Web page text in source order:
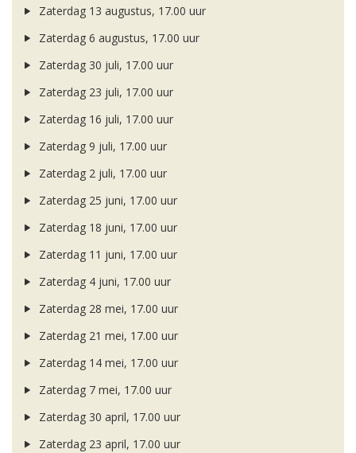
Zaterdag 13 augustus, 17.00 uur
Zaterdag 6 augustus, 17.00 uur
Zaterdag 30 juli, 17.00 uur
Zaterdag 23 juli, 17.00 uur
Zaterdag 16 juli, 17.00 uur
Zaterdag 9 juli, 17.00 uur
Zaterdag 2 juli, 17.00 uur
Zaterdag 25 juni, 17.00 uur
Zaterdag 18 juni, 17.00 uur
Zaterdag 11 juni, 17.00 uur
Zaterdag 4 juni, 17.00 uur
Zaterdag 28 mei, 17.00 uur
Zaterdag 21 mei, 17.00 uur
Zaterdag 14 mei, 17.00 uur
Zaterdag 7 mei, 17.00 uur
Zaterdag 30 april, 17.00 uur
Zaterdag 23 april, 17.00 uur